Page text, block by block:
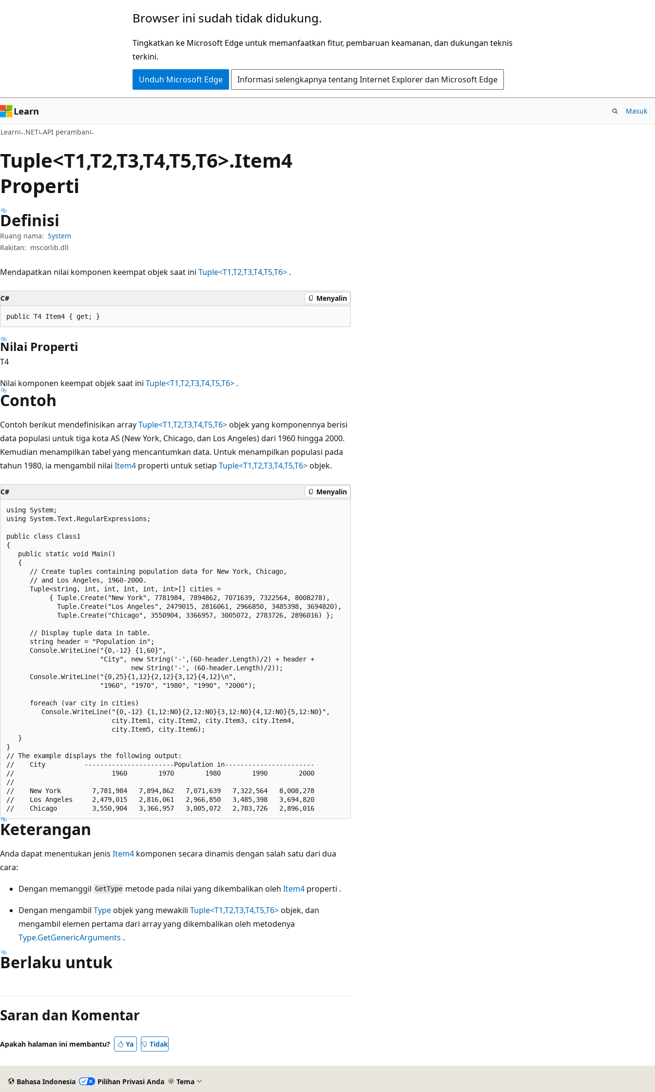
Browser ini sudah tidak didukung.
Tingkatkan ke Microsoft Edge untuk memanfaatkan fitur, pembaruan keamanan, dan dukungan teknis
terkini.
Unduh Microsoft Edge Informasi selengkapnya tentang Internet Explorer dan Microsoft Edge
Learn Masuk
Learn .NET API peramban
Tuple<T1,T2,T3,T4,T5,T6>.Item4
Properti
Definisi
Ruang nama: System
Rakitan: mscorlib.dll
Mendapatkan nilai komponen keempat objek saat ini Tuple<T1,T2,T3,T4,T5,T6> .
C# Menyalin
public T4 Item4 { get; }
Nilai Properti
T4
Nilai komponen keempat objek saat ini Tuple<T1,T2,T3,T4,T5,T6> .
Contoh
Contoh berikut mendefinisikan arrayTuple<T1,T2,T3,T4,T5,T6>objek yang komponennya berisi
data populasi untuk tiga kota AS (New York, Chicago, dan Los Angeles) dari 1960 hingga 2000.
Kemudian menampilkan tabel yang mencantumkan data. Untuk menampilkan populasi pada
tahun 1980, ia mengambil nilai Item4 properti untuk setiap Tuple<T1,T2,T3,T4,T5,T6>objek.
C# Menyalin
using System;
using System.Text.RegularExpressions;
public class Class1
{
   public static void Main()
   {
      // Create tuples containing population data for New York, Chicago,
      // and Los Angeles, 1960-2000.
      Tuple<string, int, int, int, int, int>[] cities =
           { Tuple.Create("New York", 7781984, 7894862, 7071639, 7322564, 8008278),
             Tuple.Create("Los Angeles", 2479015, 2816061, 2966850, 3485398, 3694820),
             Tuple.Create("Chicago", 3550904, 3366957, 3005072, 2783726, 2896016) };
      // Display tuple data in table.
      string header = "Population in";
      Console.WriteLine("{0,-12} {1,60}",
                        "City", new String('-',(60-header.Length)/2) + header +
                                new String('-', (60-header.Length)/2));
      Console.WriteLine("{0,25}{1,12}{2,12}{3,12}{4,12}\n",
                        "1960", "1970", "1980", "1990", "2000");
      foreach (var city in cities)
         Console.WriteLine("{0,-12} {1,12:N0}{2,12:N0}{3,12:N0}{4,12:N0}{5,12:N0}",
                           city.Item1, city.Item2, city.Item3, city.Item4,
                           city.Item5, city.Item6);
   }
}
// The example displays the following output:
//    City          -----------------------Population in-----------------------
//                         1960        1970        1980        1990        2000
//
//    New York        7,781,984   7,894,862   7,071,639   7,322,564   8,008,278
//    Los Angeles     2,479,015   2,816,061   2,966,850   3,485,398   3,694,820
Keterangan
Anda dapat menentukan jenis Item4 komponen secara dinamis dengan salah satu dari dua
cara:
Dengan memanggil GetType metode pada nilai yang dikembalikan olehItem4 properti .
Dengan mengambil Typeobjek yang mewakili Tuple<T1,T2,T3,T4,T5,T6>objek, dan
mengambil elemen pertama dari array yang dikembalikan oleh metodenya
Type.GetGenericArguments .
Berlaku untuk
baca
dinonaktifkan
Saran dan Komentar
Apakah halaman ini membantu? Ya Tidak
Bahasa Indonesia Pilihan Privasi Anda Tema